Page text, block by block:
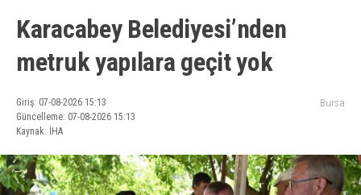
Karacabey Belediyesi’nden
metruk yapılara geçit yok
Giriş: 07-08-2026 15:13
Güncelleme: 07-08-2026 15:13
Kaynak: İHA
Bursa